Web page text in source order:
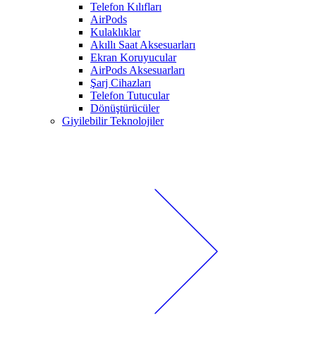
Telefon Kılıfları
AirPods
Kulaklıklar
Akıllı Saat Aksesuarları
Ekran Koruyucular
AirPods Aksesuarları
Şarj Cihazları
Telefon Tutucular
Dönüştürücüler
Giyilebilir Teknolojiler